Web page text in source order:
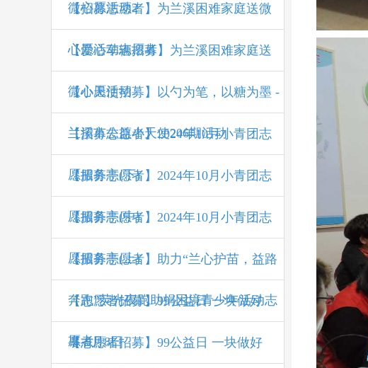
微心愿活动2
【招募志愿者】为兰溪困难家庭送微
心愿活动志愿者
【爱心车辆招募】为兰溪困难家庭送
微心愿活动
【小天使招募】以勺为笔，以糖为墨 -
兰溪市公益小天使206期活动
【招募志愿者】2024年10月小青团志
愿服务亭(下)
【招募志愿者】2024年10月小青团志
愿服务亭(中)
【招募志愿者】2024年10月小青团志
愿服务亭(上)
【招募志愿者】助力“兰心护苗，益路
奔跑”荧光夜跑助捐困境青少年活动志
愿者
【志愿者招募】99公益日 一块做好
事-9月8日
【志愿者招募】99公益日 一块做好